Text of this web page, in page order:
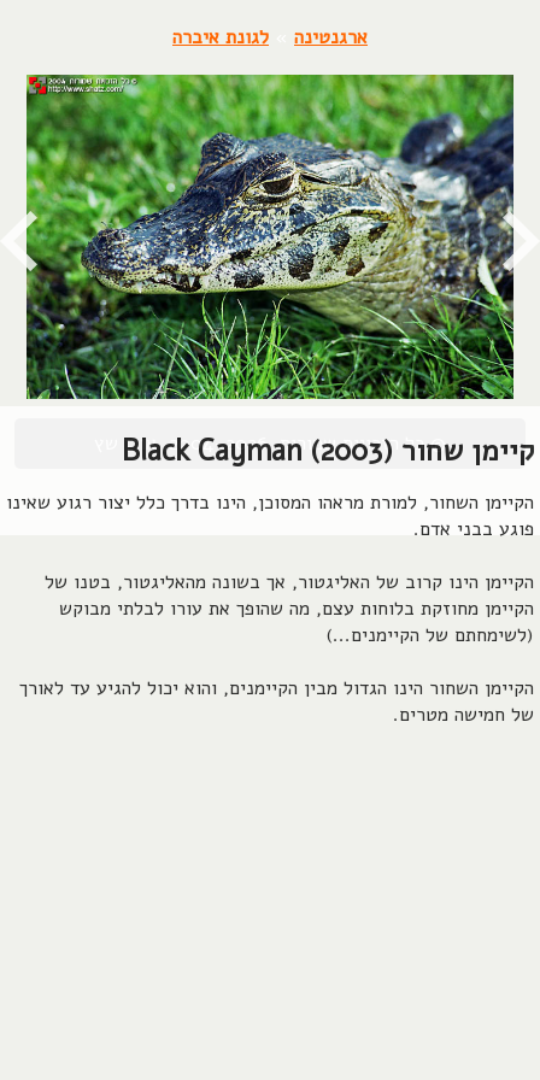
ארגנטינה לגונת איברה
קיימן שחור (2003) Black Cayman
הקיימן השחור, למורת מראהו המסוכן, הינו בדרך כלל יצור רגוע שאינו
פוגע בבני אדם.
הקיימן הינו קרוב של האליגטור, אך בשונה מהאליגטור, בטנו של
הקיימן מחוזקת בלוחות עצם, מה שהופך את עורו לבלתי מבוקש
(לשימחתם של הקיימנים...)
הקיימן השחור הינו הגדול מבין הקיימנים, והוא יכול להגיע עד לאורך
של חמישה מטרים.
© כל הזכויות שמורות, 2004-2026, אורן שץ